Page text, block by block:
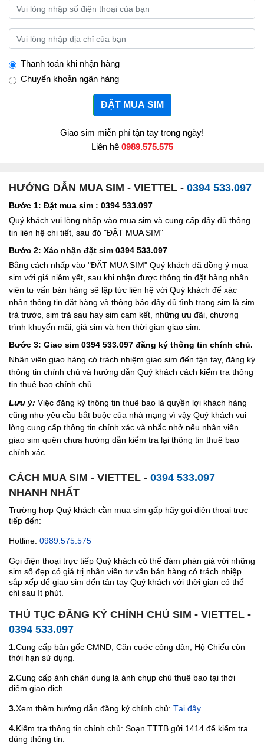
Thanh toán khi nhận hàng
Chuyển khoản ngân hàng
ĐẶT MUA SIM
Giao sim miễn phí tận tay trong ngày!
Liên hệ 0989.575.575
HƯỚNG DẪN MUA SIM - VIETTEL - 0394 533.097
Bước 1: Đặt mua sim : 0394 533.097
Quý khách vui lòng nhấp vào mua sim và cung cấp đầy đủ thông
tin liên hệ chi tiết, sau đó "ĐẶT MUA SIM"
Bước 2: Xác nhận đặt sim 0394 533.097
Bằng cách nhấp vào "ĐẶT MUA SIM" Quý khách đã đồng ý mua
sim với giá niêm yết, sau khi nhận được thông tin đặt hàng nhân
viên tư vấn bán hàng sẽ lập tức liên hệ với Quý khách để xác
nhận thông tin đặt hàng và thông báo đầy đủ tình trạng sim là sim
trả trước, sim trả sau hay sim cam kết, những ưu đãi, chương
trình khuyến mãi, giá sim và hẹn thời gian giao sim.
Bước 3: Giao sim 0394 533.097 đăng ký thông tin chính chủ.
Nhân viên giao hàng có trách nhiệm giao sim đến tận tay, đăng ký
thông tin chính chủ và hướng dẫn Quý khách cách kiểm tra thông
tin thuê bao chính chủ.
Lưu ý: Việc đăng ký thông tin thuê bao là quyền lợi khách hàng
cũng như yêu cầu bắt buộc của nhà mạng vì vậy Quý khách vui
lòng cung cấp thông tin chính xác và nhắc nhở nếu nhân viên
giao sim quên chưa hướng dẫn kiểm tra lại thông tin thuê bao
chính xác.
CÁCH MUA SIM - VIETTEL - 0394 533.097
NHANH NHẤT
Trường hợp Quý khách cần mua sim gấp hãy gọi điện thoại trực
tiếp đến:
Hotline: 0989.575.575
Gọi điện thoại trực tiếp Quý khách có thể đàm phán giá với những
sim số đẹp có giá trị nhân viên tư vấn bán hàng có trách nhiệp
sắp xếp để giao sim đến tận tay Quý khách với thời gian có thể
chỉ sau ít phút.
THỦ TỤC ĐĂNG KÝ CHÍNH CHỦ SIM - VIETTEL -
0394 533.097
1.Cung cấp bản gốc CMND, Căn cước công dân, Hộ Chiếu còn
thời hạn sử dụng.
2.Cung cấp ảnh chân dung là ảnh chụp chủ thuê bao tại thời
điểm giao dịch.
3.Xem thêm hướng dẫn đăng ký chính chủ: Tại đây
4.Kiểm tra thông tin chính chủ: Soạn TTTB gửi 1414 để kiểm tra
đúng thông tin.